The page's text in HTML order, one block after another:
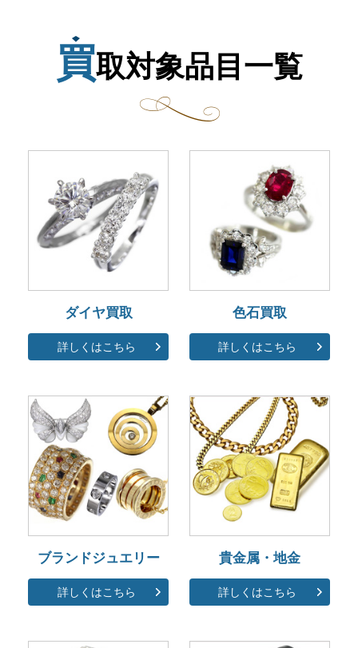
買取対象品目一覧
ダイヤ買取
詳しくはこちら
色石買取
詳しくはこちら
ブランドジュエリー
詳しくはこちら
貴金属・地金
詳しくはこちら